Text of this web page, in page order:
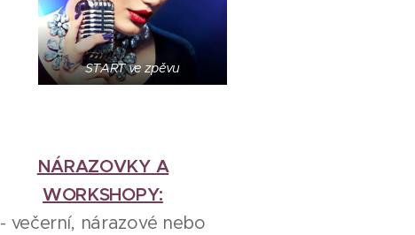
START ve zpěvu
NÁRAZOVKY A
WORKSHOPY:
- večerní, nárazové nebo